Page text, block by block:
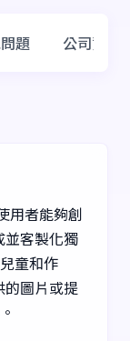
題 公司資訊
用者能夠創
並客製化獨
童和作
的圖片或提